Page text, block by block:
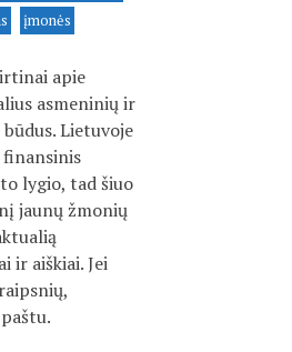
įmonės
apie
asmeninių ir
Lietuvoje
finansinis
lygio, tad šiuo
jaunų žmonių
ir aiškiai. Jei